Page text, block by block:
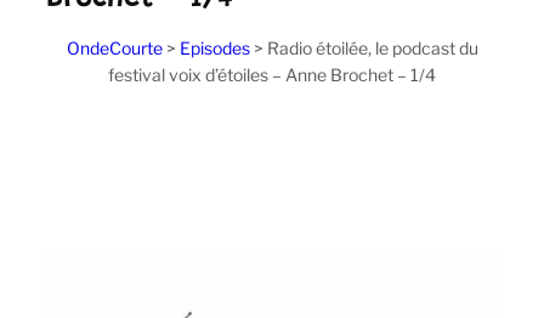
OndeCourte> Episodes> Radio étoilée, le podcast du
festival voix d’étoiles – Anne Brochet – 1/4